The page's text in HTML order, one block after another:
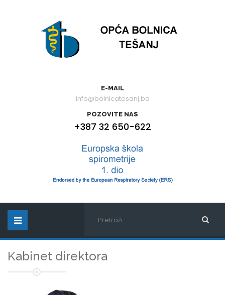
E-MAIL
info@bolnicatesanj.ba
POZOVITE NAS
+387 32 650-622
Kabinet direktora